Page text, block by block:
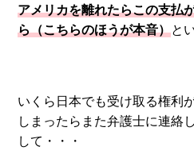
アメリカを離れたらこの支払
ら（こちらのほうが本音）と
いくら日本でも受け取る権利
しまったらまた弁護士に連絡
して・・・